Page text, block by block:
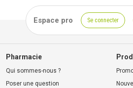
Espace pro Se connecter
Pharmacie
Qui sommes-nous ?
Poser une question